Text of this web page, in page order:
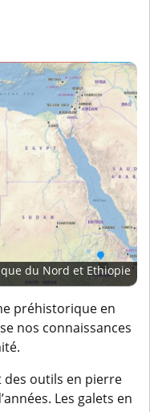
du Nord et Ethiopie
préhistorique en
nos connaissances
des outils en pierre
Les galets en